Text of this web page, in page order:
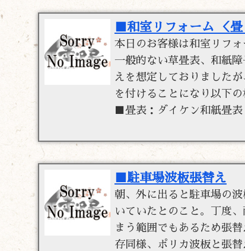
■和室リフォーム ＜畳
本日のお客様は和室リフォ
一般的ない草畳表、和紙
えを想定しておりました
を付けることになり以下
■畳表：ダイケン和紙畳
■駐車場波板張替え
朝、外に出ると駐車場の
いていたとのこと。丁度
まう範囲でもあるため張
存同様、ポリカ波板と張